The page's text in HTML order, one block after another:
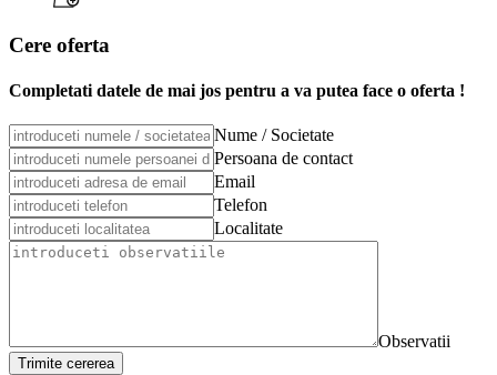
Cere oferta
Completati datele de mai jos pentru a va putea face o oferta !
Nume / Societate
Persoana de contact
Email
Telefon
Localitate
Observatii
Trimite cererea